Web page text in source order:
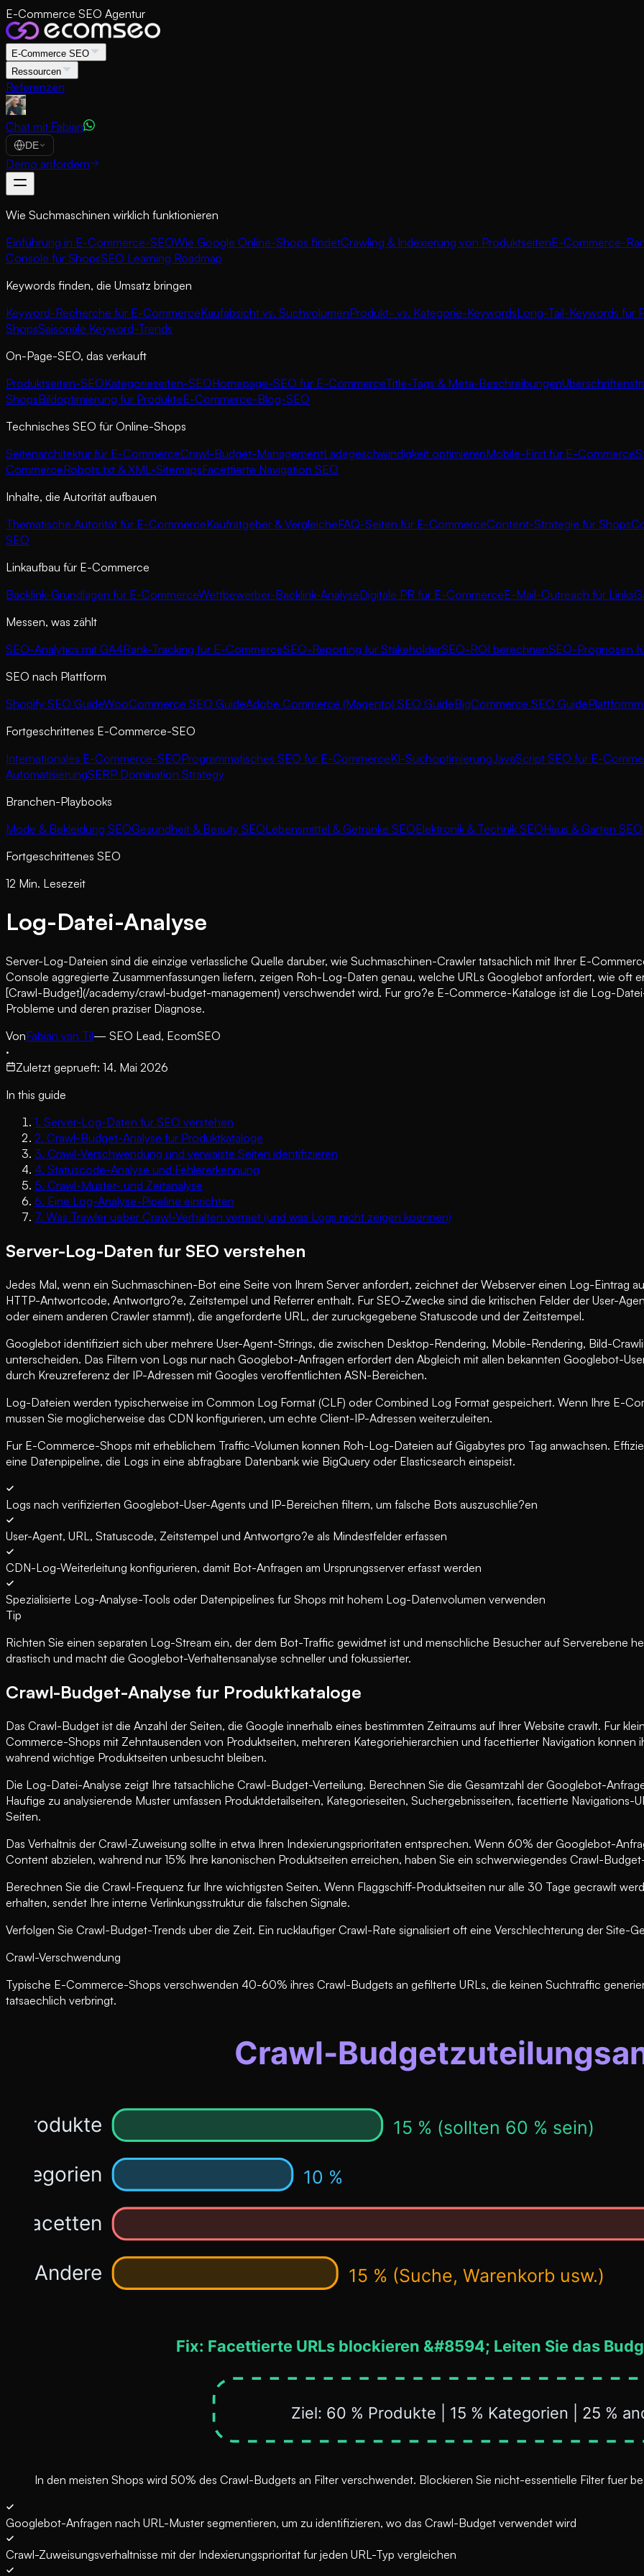
E-Commerce SEO Agentur
E-Commerce SEO
Ressourcen
Referenzen
Chat mit Fabian
DE
Demo anfordern
Wie Suchmaschinen wirklich funktionieren
Einführung in E-Commerce-SEOWie Google Online-Shops findetCrawling & Indexierung von ProduktseitenE-Commerce-
Console für ShopsSEO Learning Roadmap
Keywords finden, die Umsatz bringen
Keyword-Recherche für E-CommerceKaufabsicht vs. SuchvolumenProdukt- vs. Kategorie-KeywordsLong-Tail-Keywords für
ShopsSaisonale Keyword-Trends
On-Page-SEO, das verkauft
Produktseiten-SEOKategorieseiten-SEOHomepage-SEO für E-CommerceTitle-Tags & Meta-Beschreibungen
ShopsBildoptimierung für ProdukteE-Commerce-Blog-SEO
Technisches SEO für Online-Shops
Seitenarchitektur für E-CommerceCrawl-Budget-ManagementLadegeschwindigkeit optimierenMobile-First für E-Commerce
CommerceRobots.txt & XML-SitemapsFacettierte Navigation SEO
Inhalte, die Autorität aufbauen
Thematische Autorität für E-CommerceKaufratgeber & VergleicheFAQ-Seiten für E-CommerceContent-Strategie für Shops
SEO
Linkaufbau für E-Commerce
Backlink-Grundlagen für E-CommerceWettbewerber-Backlink-AnalyseDigitale PR für E-CommerceE-Mail-Outreach für Links
Messen, was zählt
SEO-Analytics mit GA4Rank-Tracking für E-CommerceSEO-Reporting für StakeholderSEO-ROI berechnenSEO-Prognosen
SEO nach Plattform
Shopify SEO GuideWooCommerce SEO GuideAdobe Commerce (Magento) SEO GuideBigCommerce SEO Guide
Fortgeschrittenes E-Commerce-SEO
Internationales E-Commerce-SEOProgrammatisches SEO für E-CommerceKI-SuchoptimierungJavaScript SEO für E-
AutomatisierungSERP Domination Strategy
Branchen-Playbooks
Mode & Bekleidung SEOGesundheit & Beauty SEOLebensmittel & Getränke SEOElektronik & Technik SEOHaus & Garten SEO
Fortgeschrittenes SEO
12 Min. Lesezeit
Log-Datei-Analyse
Server-Log-Dateien sind die einzige verlassliche Quelle daruber, wie Suchmaschinen-Crawler tatsachlich mit Ihrer E-
Console aggregierte Zusammenfassungen liefern, zeigen Roh-Log-Daten genau, welche URLs Googlebot anfordert, wie oft
[Crawl-Budget](/academy/crawl-budget-management) verschwendet wird. Fur gro?e E-Commerce-Kataloge ist die Log-
Probleme und deren praziser Diagnose.
VonFabian van Til— SEO Lead, EcomSEO
·
Zuletzt geprueft: 14. Mai 2026
In this guide
1. Server-Log-Daten fur SEO verstehen
2. Crawl-Budget-Analyse fur Produktkataloge
3. Crawl-Verschwendung und verwaiste Seiten identifizieren
4. Statuscode-Analyse und Fehlererkennung
5. Crawl-Muster- und Zeitanalyse
6. Eine Log-Analyse-Pipeline einrichten
7. Was Trawler ueber Crawl-Verhalten verraet (und was Logs nicht zeigen koennen)
Server-Log-Daten fur SEO verstehen
Jedes Mal, wenn ein Suchmaschinen-Bot eine Seite von Ihrem Server anfordert, zeichnet der Webserver einen Log-Eintrag
HTTP-Antwortcode, Antwortgro?e, Zeitstempel und Referrer enthalt. Fur SEO-Zwecke sind die kritischen Felder der User-
oder einem anderen Crawler stammt), die angeforderte URL, der zuruckgegebene Statuscode und der Zeitstempel.
Googlebot identifiziert sich uber mehrere User-Agent-Strings, die zwischen Desktop-Rendering, Mobile-Rendering, Bild-
unterscheiden. Das Filtern von Logs nur nach Googlebot-Anfragen erfordert den Abgleich mit allen bekannten Googlebot-
durch Kreuzreferenz der IP-Adressen mit Googles veroffentlichten ASN-Bereichen.
Log-Dateien werden typischerweise im Common Log Format (CLF) oder Combined Log Format gespeichert. Wenn Ihre E-
mussen Sie moglicherweise das CDN konfigurieren, um echte Client-IP-Adressen weiterzuleiten.
Fur E-Commerce-Shops mit erheblichem Traffic-Volumen konnen Roh-Log-Dateien auf Gigabytes pro Tag anwachsen.
eine Datenpipeline, die Logs in eine abfragbare Datenbank wie BigQuery oder Elasticsearch einspeist.
Logs nach verifizierten Googlebot-User-Agents und IP-Bereichen filtern, um falsche Bots auszuschlie?en
User-Agent, URL, Statuscode, Zeitstempel und Antwortgro?e als Mindestfelder erfassen
CDN-Log-Weiterleitung konfigurieren, damit Bot-Anfragen am Ursprungsserver erfasst werden
Spezialisierte Log-Analyse-Tools oder Datenpipelines fur Shops mit hohem Log-Datenvolumen verwenden
Tip
Richten Sie einen separaten Log-Stream ein, der dem Bot-Traffic gewidmet ist und menschliche Besucher auf Serverebene
drastisch und macht die Googlebot-Verhaltensanalyse schneller und fokussierter.
Crawl-Budget-Analyse fur Produktkataloge
Das Crawl-Budget ist die Anzahl der Seiten, die Google innerhalb eines bestimmten Zeitraums auf Ihrer Website crawlt. Fur
Commerce-Shops mit Zehntausenden von Produktseiten, mehreren Kategoriehierarchien und facettierter Navigation
wahrend wichtige Produktseiten unbesucht bleiben.
Die Log-Datei-Analyse zeigt Ihre tatsachliche Crawl-Budget-Verteilung. Berechnen Sie die Gesamtzahl der Googlebot-
Haufige zu analysierende Muster umfassen Produktdetailseiten, Kategorieseiten, Suchergebnisseiten, facettierte Navigations-
Seiten.
Das Verhaltnis der Crawl-Zuweisung sollte in etwa Ihren Indexierungsprioritaten entsprechen. Wenn 60% der Googlebot-
Content abzielen, wahrend nur 15% Ihre kanonischen Produktseiten erreichen, haben Sie ein schwerwiegendes Crawl-
Berechnen Sie die Crawl-Frequenz fur Ihre wichtigsten Seiten. Wenn Flaggschiff-Produktseiten nur alle 30 Tage gecrawlt
erhalten, sendet Ihre interne Verlinkungsstruktur die falschen Signale.
Verfolgen Sie Crawl-Budget-Trends uber die Zeit. Ein rucklaufiger Crawl-Rate signalisiert oft eine Verschlechterung der Site-
Crawl-Verschwendung
Typische E-Commerce-Shops verschwenden 40-60% ihres Crawl-Budgets an gefilterte URLs, die keinen Suchtraffic
tatsaechlich verbringt.
In den meisten Shops wird 50% des Crawl-Budgets an Filter verschwendet. Blockieren Sie nicht-essentielle Filter fuer
Googlebot-Anfragen nach URL-Muster segmentieren, um zu identifizieren, wo das Crawl-Budget verwendet wird
Crawl-Zuweisungsverhaltnisse mit der Indexierungsprioritat fur jeden URL-Typ vergleichen